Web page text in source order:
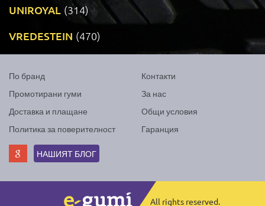
UNIROYAL (314)
VREDESTEIN (470)
По бранд
Промотирани гуми
Доставка и плащане
Политика за поверителност
Контакти
За нас
Общи условия
Гаранция
НАШИЯТ БЛОГ
All rights reserved.